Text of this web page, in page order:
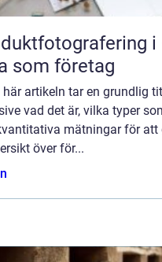
i
som företag
här artikeln tar en grundlig
vad det är, vilka typer
mätningar för
över för...